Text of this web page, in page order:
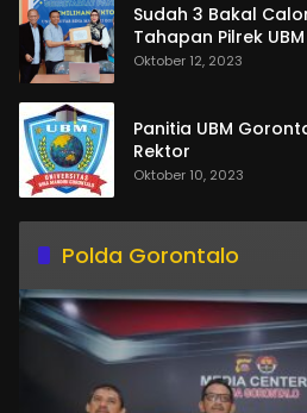
Sudah 3 Bakal
Tahapan Pilrek
Oktober 12, 2023
Panitia UBM
Rektor
Oktober 10, 2023
Polda Gorontalo